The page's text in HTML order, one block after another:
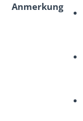
Anmerkung